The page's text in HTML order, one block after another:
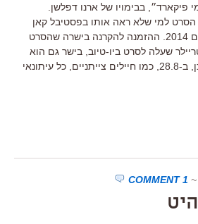
פיקארד״, בבימויו של ארנו דפלשן.
הסרט למי שלא ראה אותו בפסטיבל קאן
2013 או בפסטיבל ירושלים 2014. ההזמנה להקרנה בישרה שהסרט
למסכים ב-28.8. הטריילר שעלה לסרט ביו-טיוב, בישר גם הוא
שהסרט יעלה ב-28.8. ואכן, ב-28.8, כמו חיילים צייתניים, כל עיתונאי
~
1 COMMENT